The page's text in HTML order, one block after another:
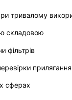
тривалому
складовою
фільтрів
прилягання
сферах